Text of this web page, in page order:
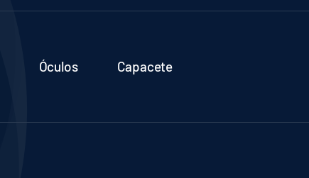
Óculos Capacete